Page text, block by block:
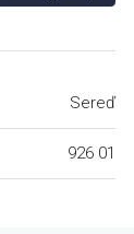
Sereď
926 01